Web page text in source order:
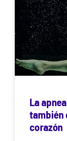
La
también
corazón